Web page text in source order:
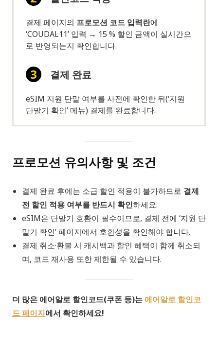
결제 페이지의 프로모션 코드 입력란에
‘COUDAL11’ 입력 → 15 % 할인 금액이 실시간으
로 반영되는지 확인합니다.
결제 완료
eSIM 지원 단말 여부를 사전에 확인한 뒤(‘지원
단말기 확인’ 메뉴) 결제를 완료합니다.
프로모션 유의사항 및 조건
결제 완료 후에는 소급 할인 적용이 불가하므로 결제
전 할인 적용 여부를 반드시 확인하세요.
eSIM은 단말기 호환이 필수이므로, 결제 전에 ‘지원 단
말기 확인’ 페이지에서 호환성을 확인해야 합니다.
결제 취소·환불 시 캐시백과 할인 혜택이 함께 취소되
며, 코드 재사용 또한 제한될 수 있습니다.
더 많은 에어알로 할인코드(쿠폰 등)는 에어알로 할인코
드 페이지에서 확인하세요!